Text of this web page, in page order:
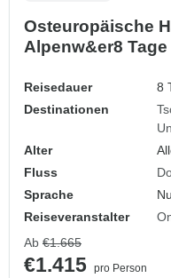
Osteuropäische
Alpenw&er8 Tage
Reisedauer
8
Destinationen
Alter
Fluss
Sprache
Reiseveranstalter
Ab €1.665
€1.415 pro Person